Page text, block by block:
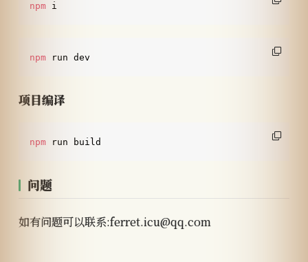
npm i
npm run dev
项目编译
npm run build
问题
如有问题可以联系:ferret.icu@qq.com